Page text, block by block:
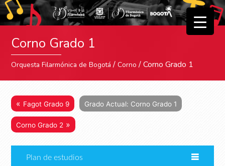
Corno Grado 1
Orquesta Filarmónica de Bogotá /Corno / Corno Grado 1
« Fagot Grado 9 Grado Actual: Corno Grado 1
Corno Grado 2 »
Plan de estudios